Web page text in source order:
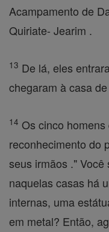
Acampamento de
Quiriate- Jearim .
13 De lá, eles
chegaram à casa
14 Os cinco
reconhecimento do
seus irmãos ."
naquelas casas há
internas, uma
em metal? Então,